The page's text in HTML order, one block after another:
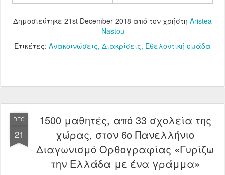
Δημοσιεύτηκε 21st December 2018 από τον χρήστη Aristea
Nastou
Ετικέτες: Ανακοινώσεις Διακρίσεις Εθελοντική ομάδα
DEC
21
1500 μαθητές, από 33 σχολεία της
χώρας, στον 6ο Πανελλήνιο
Διαγωνισμό Ορθογραφίας «Γυρίζω
την Ελλάδα με ένα γράμμα»